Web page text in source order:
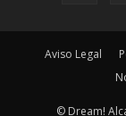
Aviso Legal
© Dream!